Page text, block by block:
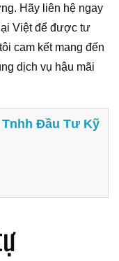
Hãy liên hệ ngay
Việt để được tư
cam kết mang đến
dịch vụ hậu mãi
Tnhh Đầu Tư Kỹ